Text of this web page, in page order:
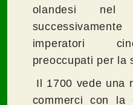
olandesi
imperatori
preoccupati per la
Il 1700 vede una
commerci con la